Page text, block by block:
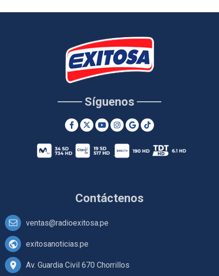
Contáctenos
ventas@radioexitosa.pe
exitosanoticias.pe
Av. Guardia Civil 670 Chorrillos
Síguenos